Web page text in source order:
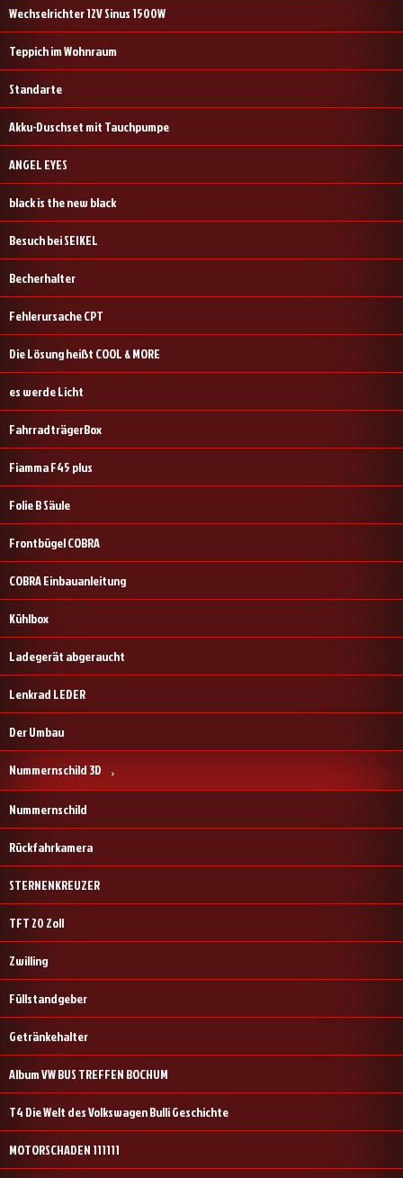
Wechselrichter 12V Sinus 1500W
Teppich im Wohnraum
Standarte
Akku-Duschset mit Tauchpumpe
ANGEL EYES
black is the new black
Besuch bei SEIKEL
Becherhalter
Fehlerursache CPT
Die Lösung heißt COOL & MORE
es werde Licht
FahrradträgerBox
Fiamma F45 plus
Folie B Säule
Frontbügel COBRA
COBRA Einbauanleitung
Kühlbox
Ladegerät abgeraucht
Lenkrad LEDER
Der Umbau
Nummernschild 3D
Nummernschild
Rückfahrkamera
STERNENKREUZER
TFT 20 Zoll
Zwilling
Füllstandgeber
Getränkehalter
Album VW BUS TREFFEN BOCHUM
T4 Die Welt des Volkswagen Bulli Geschichte
MOTORSCHADEN 111111